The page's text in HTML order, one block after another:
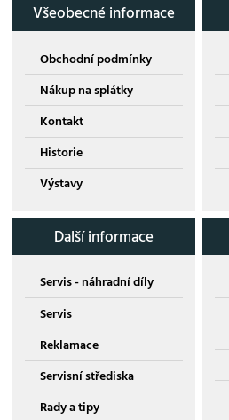
Všeobecné informace
Obchodní podmínky
Nákup na splátky
Kontakt
Historie
Výstavy
Další informace
Servis - náhradní díly
Servis
Reklamace
Servisní střediska
Rady a tipy